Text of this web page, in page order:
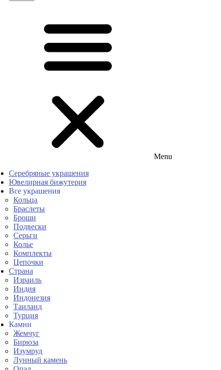
Menu
Серебряные украшения
Ювелирная бижутерия
Все украшения
Кольца
Браслеты
Броши
Подвески
Серьги
Колье
Комплекты
Цепочки
Страна
Израиль
Индия
Индонезия
Таиланд
Турция
Камни
Жемчуг
Бирюза
Изумруд
Лунный камень